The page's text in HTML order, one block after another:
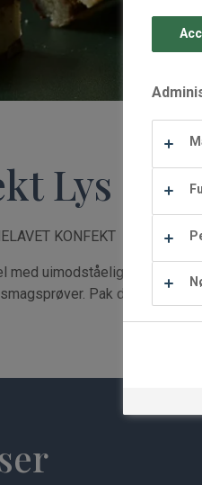
Lys
KONFEKT
med uimodståelige
Pak den